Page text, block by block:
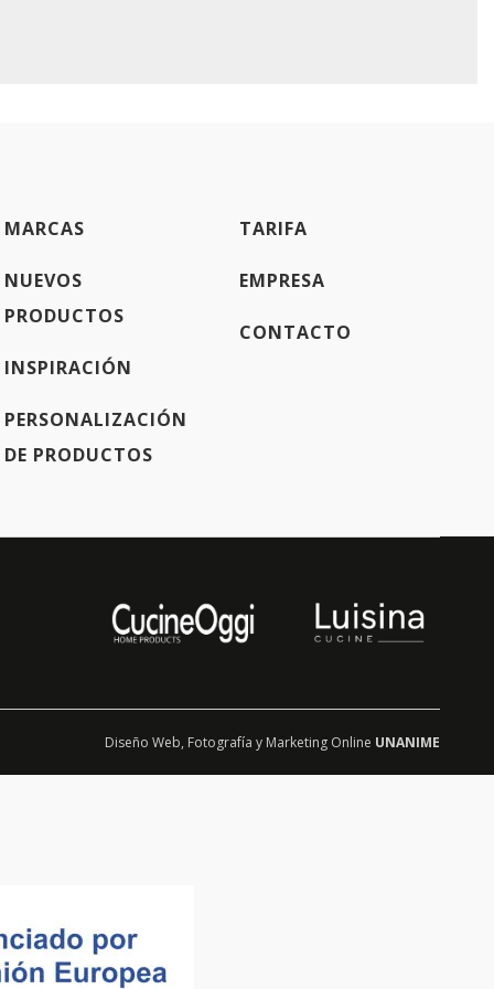
MARCAS
NUEVOS
PRODUCTOS
INSPIRACIÓN
PERSONALIZACIÓN
DE PRODUCTOS
TARIFA
EMPRESA
CONTACTO
Diseño Web, Fotografía y Marketing Online UNANIME